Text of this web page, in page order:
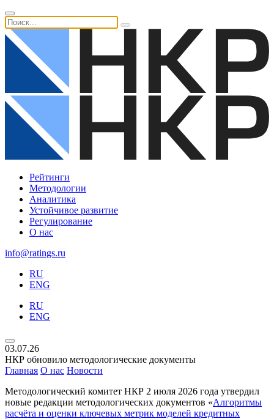
Рейтинги
Методологии
Аналитика
Устойчивое развитие
Регулирование
О нас
info@ratings.ru
RU
ENG
RU
ENG
03.07.26
НКР обновило методологические документы
Главная О нас Новости
Методологический комитет НКР 2 июля 2026 года утвердил
новые редакции методологических документов «Алгоритмы
расчёта и оценки ключевых метрик моделей кредитных